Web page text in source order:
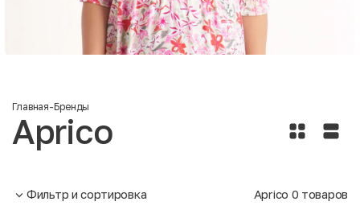
Главная-Бренды
Aprico
Фильтр и сортировка Aprico 0 товаров